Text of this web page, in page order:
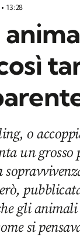
13:28
o
un
gli
si